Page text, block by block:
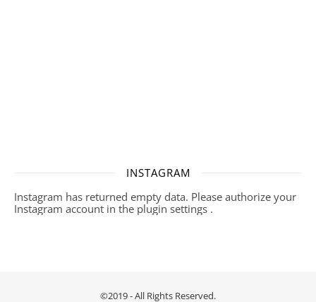
INSTAGRAM
Instagram has returned empty data. Please authorize your
Instagram account in the plugin settings .
©2019 - All Rights Reserved.